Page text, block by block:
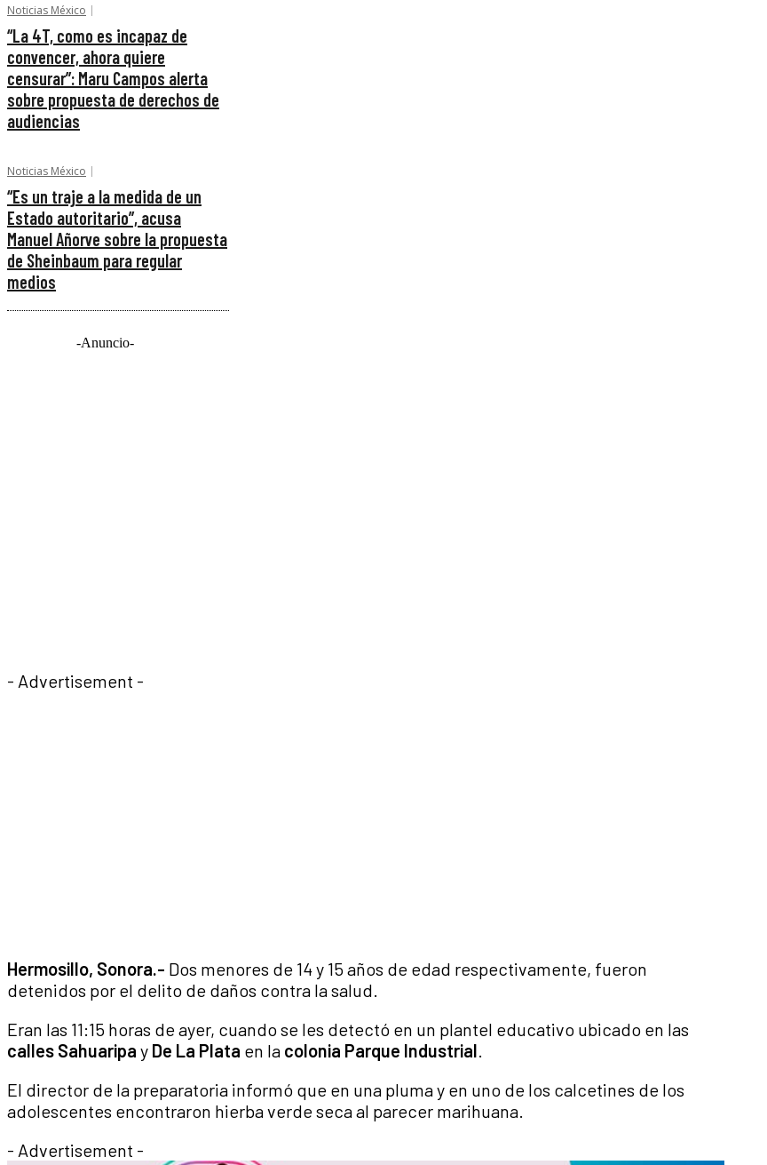
Noticias México
“La 4T, como es incapaz de
convencer, ahora quiere
censurar”: Maru Campos alerta
sobre propuesta de derechos de
audiencias
Noticias México
“Es un traje a la medida de un
Estado autoritario”, acusa
Manuel Añorve sobre la propuesta
de Sheinbaum para regular
medios
-Anuncio-
- Advertisement -
Hermosillo, Sonora.- Dos menores de 14 y 15 años de edad respectivamente, fueron
detenidos por el delito de daños contra la salud.
Eran las 11:15 horas de ayer, cuando se les detectó en un plantel educativo ubicado en las
calles Sahuaripa y De La Plata en la colonia Parque Industrial.
El director de la preparatoria informó que en una pluma y en uno de los calcetines de los
adolescentes encontraron hierba verde seca al parecer marihuana.
- Advertisement -